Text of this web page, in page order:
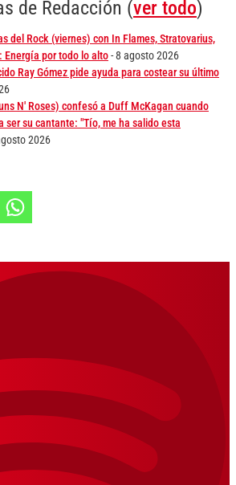
de Redacción (ver todo)
del Rock (viernes) con In Flames, Stratovarius,
Energía por todo lo alto- 8 agosto 2026
Ray Gómez pide ayuda para costear su último
N' Roses) confesó a Duff McKagan cuando
ser su cantante: "Tío, me ha salido esta
2026